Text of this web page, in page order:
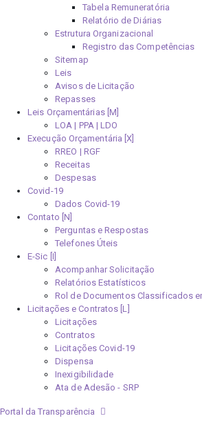
Tabela Remuneratória
Relatório de Diárias
Estrutura Organizacional
Registro das Competências
Sitemap
Leis
Avisos de Licitação
Repasses
Leis Orçamentárias [M]
LOA | PPA | LDO
Execução Orçamentária [X]
RREO | RGF
Receitas
Despesas
Covid-19
Dados Covid-19
Contato [N]
Perguntas e Respostas
Telefones Úteis
E-Sic [I]
Acompanhar Solicitação
Relatórios Estatísticos
Rol de Documentos Classificados
Licitações e Contratos [L]
Licitações
Contratos
Licitações Covid-19
Dispensa
Inexigibilidade
Ata de Adesão - SRP
Portal da Transparência